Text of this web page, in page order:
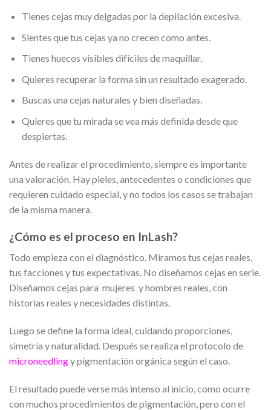
Tienes cejas muy delgadas por la depilación excesiva.
Sientes que tus cejas ya no crecen como antes.
Tienes huecos visibles difíciles de maquillar.
Quieres recuperar la forma sin un resultado exagerado.
Buscas una cejas naturales y bien diseñadas.
Quieres que tu mirada se vea más definida desde que
despiertas.
Antes de realizar el procedimiento, siempre es importante
una valoración. Hay pieles, antecedentes o condiciones que
requieren cuidado especial, y no todos los casos se trabajan
de la misma manera.
¿Cómo es el proceso en InLash?
Todo empieza con el diagnóstico. Miramos tus cejas reales,
tus facciones y tus expectativas. No diseñamos cejas en serie.
Diseñamos cejas para mujeres y hombres reales, con
historias reales y necesidades distintas.
Luego se define la forma ideal, cuidando proporciones,
simetría y naturalidad. Después se realiza el protocolo de
microneedlingy pigmentación orgánica según el caso.
El resultado puede verse más intenso al inicio, como ocurre
con muchos procedimientos de pigmentación, pero con el